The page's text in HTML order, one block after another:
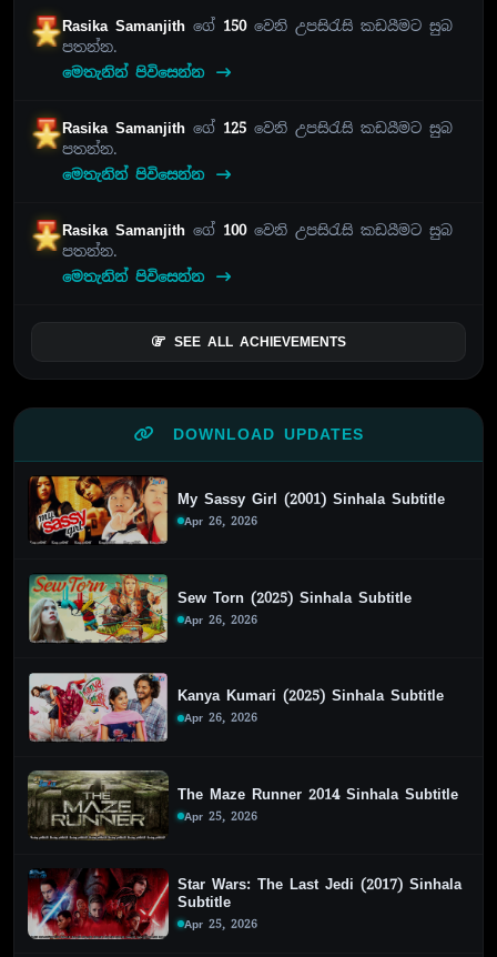
Rasika Samanjithගේ 150වෙනි උපසිරැසි කඩයීමට සුබ
පතන්න.
මෙතැනින් පිවිසෙන්න
Rasika Samanjithගේ 125 වෙනි උපසිරැසි කඩයීමට සුබ
පතන්න.
මෙතැනින් පිවිසෙන්න
Rasika Samanjithගේ 100වෙනි උපසිරැසි කඩයීමට සුබ
පතන්න.
මෙතැනින් පිවිසෙන්න
SEE ALL ACHIEVEMENTS
DOWNLOAD UPDATES
My Sassy Girl (2001) Sinhala Subtitle
Apr 26, 2026
Sew Torn (2025) Sinhala Subtitle
Apr 26, 2026
Kanya Kumari (2025) Sinhala Subtitle
Apr 26, 2026
The Maze Runner 2014 Sinhala Subtitle
Apr 25, 2026
Star Wars: The Last Jedi (2017) Sinhala
Subtitle
Apr 25, 2026